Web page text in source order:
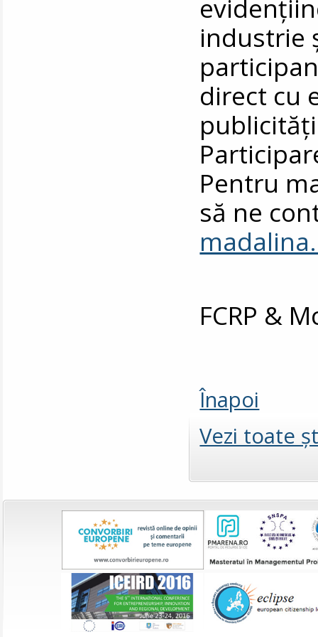
industrie
direct cu
Pentru
să ne
FCRP &
Înapoi
Vezi toate